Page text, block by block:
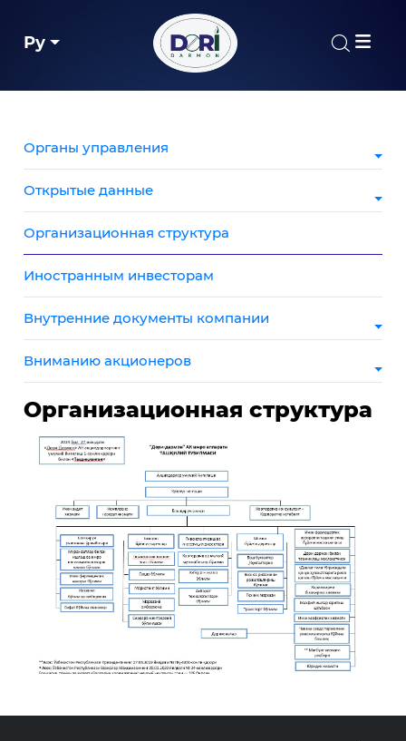
Ру
Органы управления
Открытые данные
Организационная структура
Иностранным инвесторам
Внутренние документы компании
Вниманию акционеров
Организационная структура